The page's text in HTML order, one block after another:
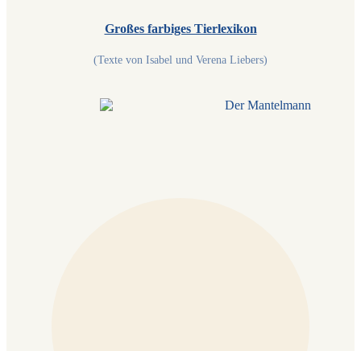
Großes farbiges Tierlexikon
(Texte von Isabel und Verena Liebers)